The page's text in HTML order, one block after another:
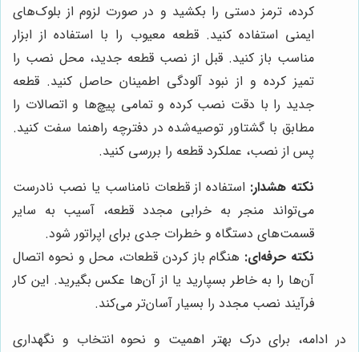
کرده، ترمز دستی را بکشید و در صورت لزوم از بلوک‌های
ایمنی استفاده کنید. قطعه معیوب را با استفاده از ابزار
مناسب باز کنید. قبل از نصب قطعه جدید، محل نصب را
تمیز کرده و از نبود آلودگی اطمینان حاصل کنید. قطعه
جدید را با دقت نصب کرده و تمامی پیچ‌ها و اتصالات را
مطابق با گشتاور توصیه‌شده در دفترچه راهنما سفت کنید.
پس از نصب، عملکرد قطعه را بررسی کنید.
نکته هشدار: استفاده از قطعات نامناسب یا نصب نادرست
می‌تواند منجر به خرابی مجدد قطعه، آسیب به سایر
قسمت‌های دستگاه و خطرات جدی برای اپراتور شود.
نکته حرفه‌ای: هنگام باز کردن قطعات، محل و نحوه اتصال
آن‌ها را به خاطر بسپارید یا از آن‌ها عکس بگیرید. این کار
فرآیند نصب مجدد را بسیار آسان‌تر می‌کند.
در ادامه، برای درک بهتر اهمیت و نحوه انتخاب و نگهداری